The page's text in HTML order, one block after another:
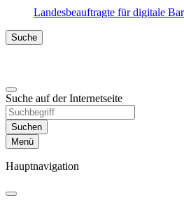
Landesbeauftragte für digitale
Suche
Suche auf der Internetseite
Suchen
Menü
Hauptnavigation